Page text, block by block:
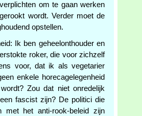
om te gaan werken
wordt. Verder moet de
opstellen.
Ik ben geheelonthouder en
roker, die voor zichzelf
voor, dat ik als vegetarier
enkele horecagelegenheid
Zou dat niet onredelijk
fascist zijn? De politici die
met het anti-rook-beleid zijn